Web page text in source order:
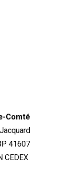
Comté
41607
CEDEX